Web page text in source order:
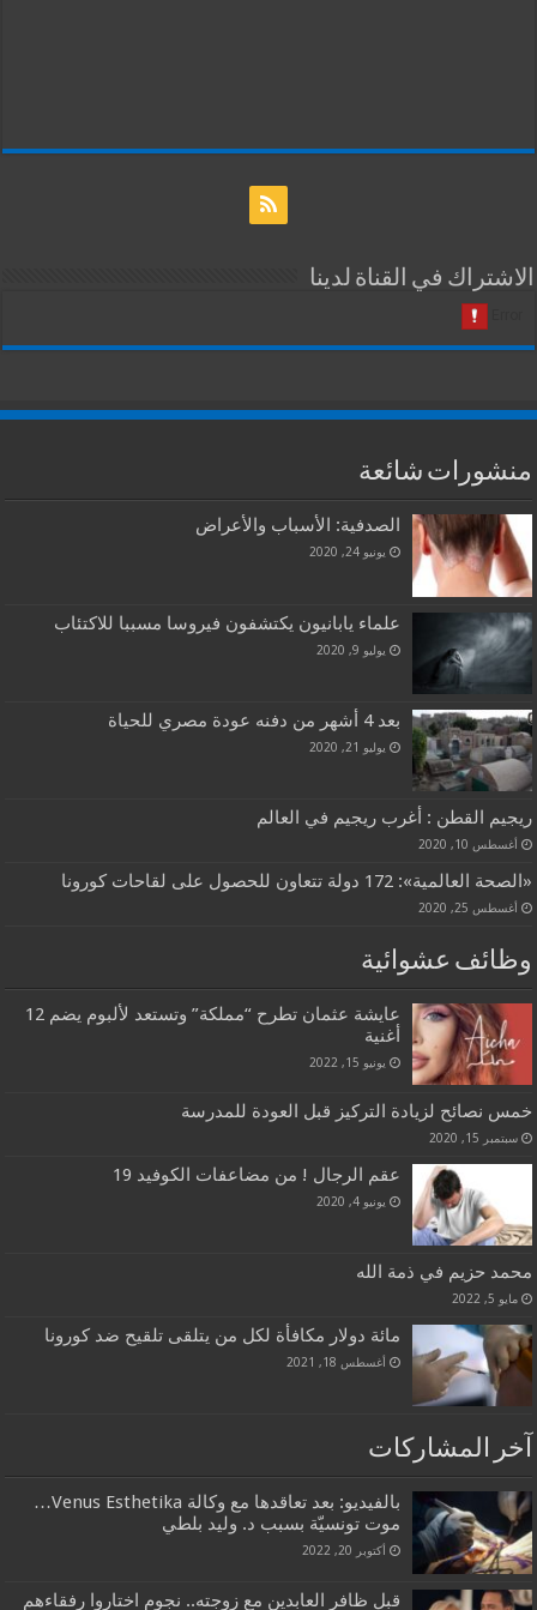
الاشتراك في القناة لدينا
منشورات شائعة
الصدفية: الأسباب والأعراض
يونيو 24, 2020
علماء يابانيون يكتشفون فيروسا مسببا للاكتئاب
يوليو 9, 2020
بعد 4 أشهر من دفنه عودة مصري للحياة
يوليو 21, 2020
ريجيم القطن : أغرب ريجيم في العالم
أغسطس 10, 2020
«الصحة العالمية»: 172 دولة تتعاون للحصول على لقاحات كورونا
أغسطس 25, 2020
وظائف عشوائية
عايشة عثمان تطرح “مملكة” وتستعد لألبوم يضم 12
أغنية
يونيو 15, 2022
خمس نصائح لزيادة التركيز قبل العودة للمدرسة
سبتمبر 15, 2020
عقم الرجال ! من مضاعفات الكوفيد 19
يونيو 4, 2020
محمد حزيم في ذمة الله
مايو 5, 2022
مائة دولار مكافأة لكل من يتلقى تلقيح ضد كورونا
أغسطس 18, 2021
آخر المشاركات
بالفيديو: بعد تعاقدها مع وكالة Venus Esthetika…
موت تونسيّة بسبب د. وليد بلطي
أكتوبر 20, 2022
قبل ظافر العابدين مع زوجته.. نجوم اختاروا رفقاءهم